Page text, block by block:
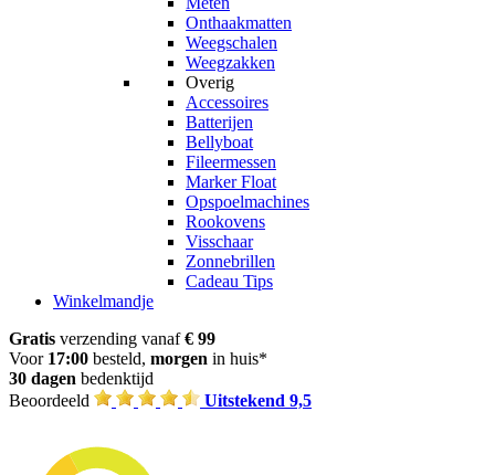
Onthaakmatten
Weegschalen
Weegzakken
Overig
Accessoires
Batterijen
Bellyboat
Fileermessen
Marker Float
Opspoelmachines
Rookovens
Visschaar
Zonnebrillen
Cadeau Tips
Winkelmandje
Gratis verzending vanaf€ 99
Voor 17:00 besteld, morgen in huis*
30 dagen bedenktijd
Beoordeeld
Uitstekend 9,5